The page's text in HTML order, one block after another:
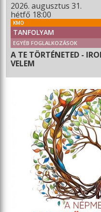
2026. augusztus 31.
hétfő 18:00
KMO
TANFOLYAM
EGYÉB FOGLALKOZÁSOK
A TE TÖRTÉNETED -
VELEM